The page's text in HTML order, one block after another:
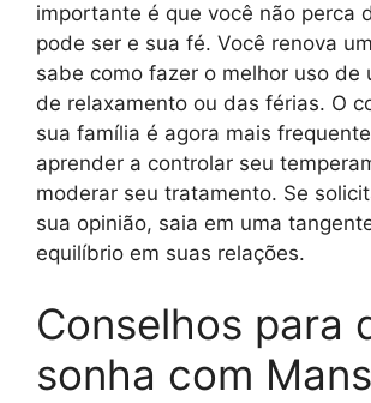
importante é que você não perca
pode ser e sua fé. Você renova
sabe como fazer o melhor uso de
de relaxamento ou das férias. O
sua família é agora mais
aprender a controlar seu
moderar seu tratamento. Se
sua opinião, saia em uma
equilíbrio em suas relações.
Conselhos para
sonha com